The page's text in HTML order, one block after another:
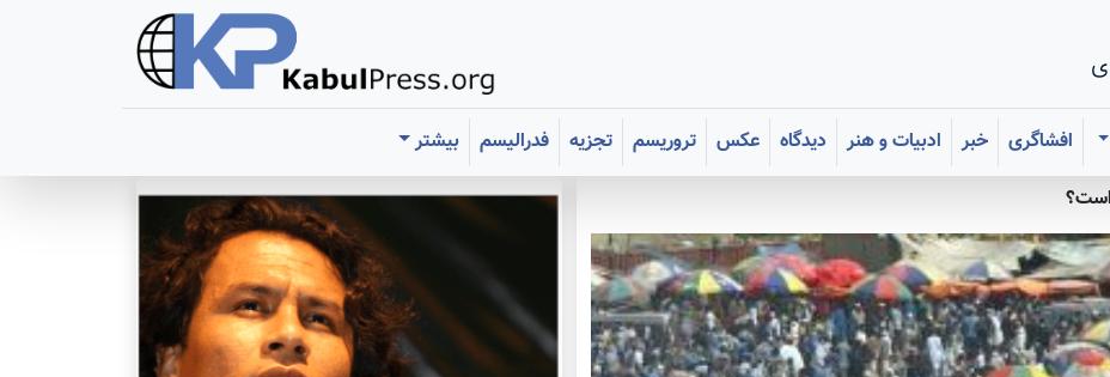
افشاگری خبر ادبیات و هنر دیدگاه عکس تروریسم تجزیه فدرالیسم
بیشتر
است؟